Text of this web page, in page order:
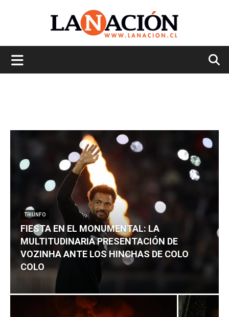
TRIUNFO
FIESTA EN EL MONUMENTAL: LA
MULTITUDINARIA PRESENTACIÓN DE
VOZINHA ANTE LOS HINCHAS DE COLO
COLO